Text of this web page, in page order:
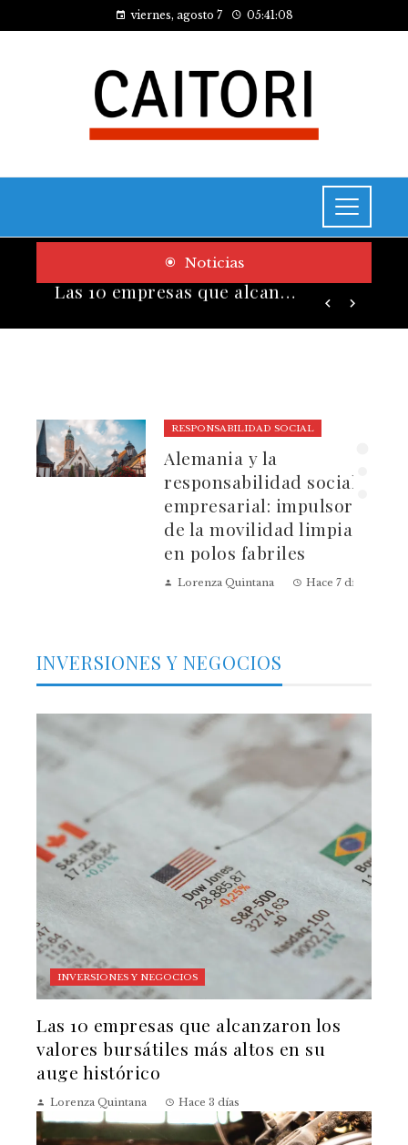
viernes, agosto 7 05:41:09
Noticias
Las 10 empresas que alcanzaron los valores bursátiles más altos en su auge histórico
RESPONSABILIDAD SOCIAL
Alemania y la
responsabilidad social
empresarial: impulsores
de la movilidad limpia
en polos fabriles
Lorenza Quintana Hace 7 días
INVERSIONES Y NEGOCIOS
INVERSIONES Y NEGOCIOS
Las 10 empresas que alcanzaron los
valores bursátiles más altos en su
auge histórico
Lorenza Quintana Hace 3 días